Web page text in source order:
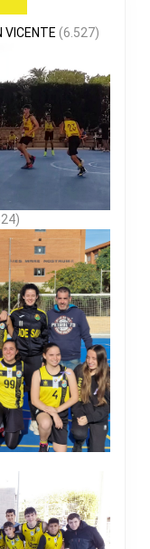
VICENTE (6.527)